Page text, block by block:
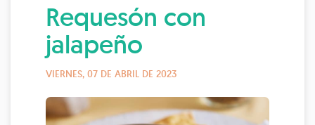
Requesón con
jalapeño
VIERNES, 07 DE ABRIL DE 2023